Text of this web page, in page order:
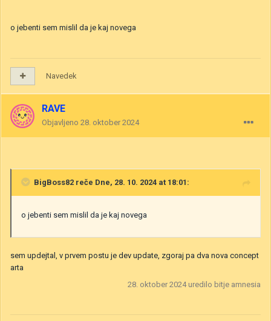
o jebenti sem mislil da je kaj novega
Navedek
RAVE
Objavljeno 28. oktober 2024
BigBoss82 reče Dne, 28. 10. 2024 at 18:01:
o jebenti sem mislil da je kaj novega
sem updejtal, v prvem postu je dev update, zgoraj pa dva nova concept
arta
28. oktober 2024uredilo bitje amnesia